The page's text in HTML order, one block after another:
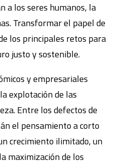
a los seres humanos, la
Transformar el papel de
los principales retos para
justo y sostenible.
y empresariales
explotación de las
Entre los defectos de
el pensamiento a corto
crecimiento ilimitado, un
maximización de los